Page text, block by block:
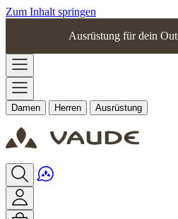
Zum Inhalt springen
Ausrüstung für dein
Damen Herren Ausrüstung